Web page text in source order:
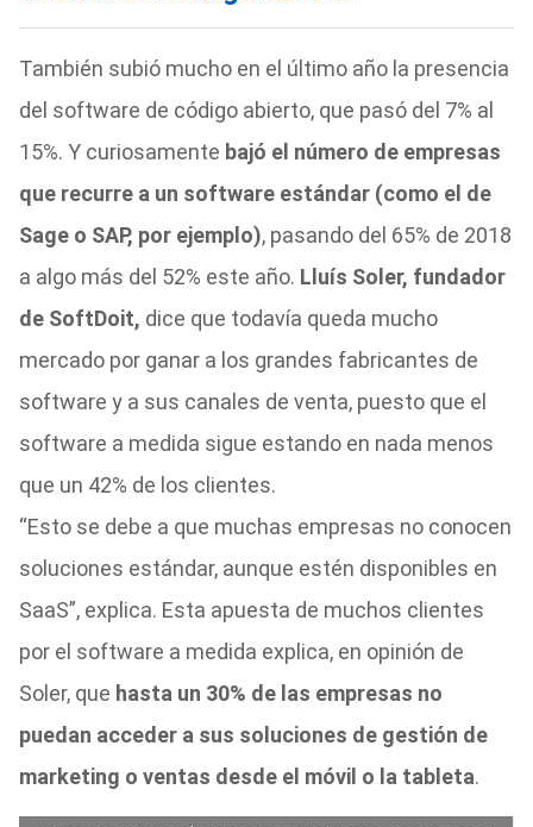
También subió mucho en el último año la presencia
del software de código abierto, que pasó del 7% al
15%. Y curiosamente bajó el número de empresas
que recurre a un software estándar (como el de
Sage o SAP, por ejemplo), pasando del 65% de 2018
a algo más del 52% este año. Lluís Soler, fundador
de SoftDoit, dice que todavía queda mucho
mercado por ganar a los grandes fabricantes de
software y a sus canales de venta, puesto que el
software a medida sigue estando en nada menos
que un 42% de los clientes.
“Esto se debe a que muchas empresas no conocen
soluciones estándar, aunque estén disponibles en
SaaS”, explica. Esta apuesta de muchos clientes
por el software a medida explica, en opinión de
Soler, que hasta un 30% de las empresas no
puedan acceder a sus soluciones de gestión de
marketing o ventas desde el móvil o la tableta.